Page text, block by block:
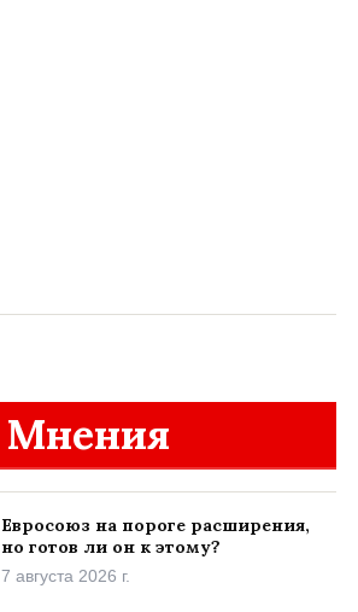
Мнения
Евросоюз на пороге расширения,
но готов ли он к этому?
7 августа 2026 г.